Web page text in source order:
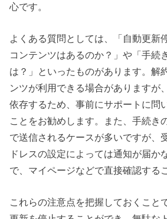
心です。
よくある質問としては、「自動更新
コンテンツはあるのか？」や「手続
は？」といったものがあります。解
ンツが利用できる場合がありますが
依存するため、事前にサポートに問
ことをお勧めします。また、手続き
で送信されるケースが多いですが、
ドレスの設定によっては通知が届か
で、マイページなどで直接確認する
これらの注意点を把握しておくこと